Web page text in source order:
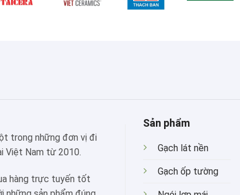
trong những đơn vị đi
Việt Nam từ 2010.
hàng trực tuyến tốt
Sản phẩm
Gạch lát nền
Gạch ốp tường